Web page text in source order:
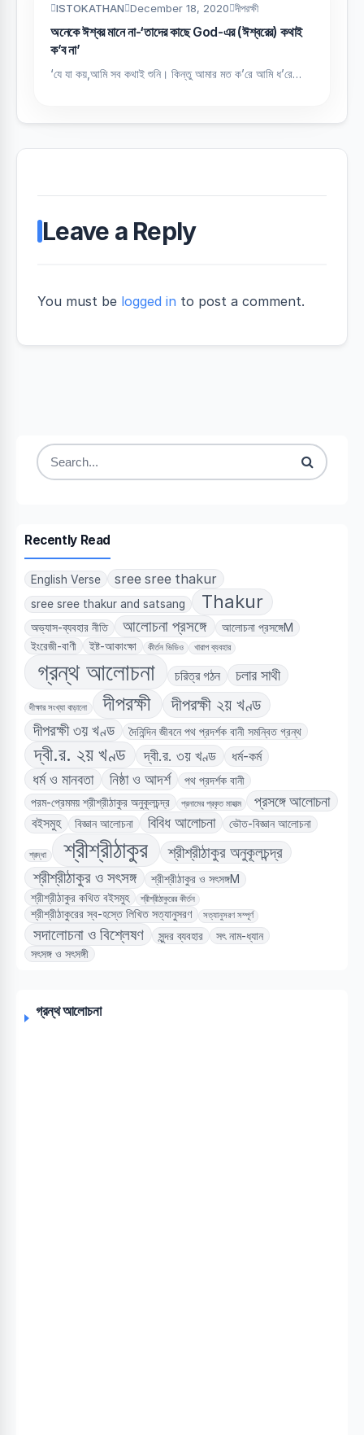
ISTOKATHAN December 18, 2020 দীপরক্ষী
অনেকে ঈশ্বর মানে না-‘তাদের কাছে God-এর (ঈশ্বরের) কথাই
ক’ব না’
‘যে যা কয়,আমি সব কথাই শুনি। কিন্তু আমার মত ক’রে আমি ধ’রে…
Leave a Reply
You must be logged in to post a comment.
Search
Recently Read
English Verse sree sree thakur
sree sree thakur and satsang Thakur
অভ্যাস-ব্যবহার নীতি আলোচনা প্রসঙ্গে
আলোচনা প্রসঙ্গেM
ইংরেজী-বাণী
ইষ্ট-আকাংক্ষা কীর্তন ভিডিও খারাপ ব্যবহার
গ্রন্থ আলোচনা চরিত্র গঠন চলার সাথী
দীক্ষার সংখ্যা বাড়ানো দীপরক্ষী দীপরক্ষী ২য় খণ্ড
দীপরক্ষী ৩য় খণ্ড দৈনিন্দিন জীবনে পথ প্রদর্শক বানী সমন্বিত গ্রন্থ
দ্বী.র. ২য় খণ্ড দ্বী.র. ৩য় খণ্ড ধর্ম-কর্ম
ধর্ম ও মানবতা নিষ্ঠা ও আদর্শ
পথ প্রদর্শক বানী
পরম-প্রেমময় শ্রীশ্রীঠাকুর অনুকূলচন্দ্র
প্রনামের প্রকৃত মাহাত্ম প্রসঙ্গে আলোচনা
বইসমুহ বিজ্ঞান আলোচনা বিবিধ আলোচনা ভৌত-বিজ্ঞান আলোচনা
শ্রদ্ধা শ্রীশ্রীঠাকুর
শ্রীশ্রীঠাকুর অনুকূলচন্দ্র
শ্রীশ্রীঠাকুর ও সৎসঙ্গ
শ্রীশ্রীঠাকুর ও সৎসঙ্গM
শ্রীশ্রীঠাকুর কথিত বইসমুহ
শ্রীশ্রীঠাকুরের কীর্তন
শ্রীশ্রীঠাকুরের স্ব-হস্তে লিখিত সত্যানুসরণ সত্যানুসরণ সম্পূর্ণ
সদালোচনা ও বিশ্লেষণ সুন্দর ব্যবহার
সৎ নাম-ধ্যান
সৎসঙ্গ ও সৎসঙ্গী
গ্রন্থ আলোচনা